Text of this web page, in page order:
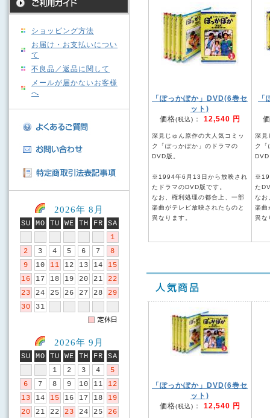
ショッピング方法
お届け・お支払いについ
て
不良品／返品に関して
メールが届かないお客様
へ
2026年 8月
SU MO TU WE TH FR
SA
1
2
3 4 5 6 7
8
9
10 11 12 13 14
15
16
17 18 19 20 21
22
23
24 25 26 27 28
29
30
31
2026年 9月
SU MO TU WE TH FR
SA
1
2 3 4
5
6
7 8 9 10 11
12
13
14 15 16 17 18
19
20
21 22 23 24 25
26
「ぽっかぽか」DVD(6巻セ
ット)
価格(税込) ： 12,540 円
深見じゅん原作の大人気コミッ
ク「ぽっかぽか」のドラマの
DVD版。
※1994年6月13日から放映され
たドラマのDVD版です。
なお、権利処理の都合上、一部
楽曲がテレビ放映されたものと
異なります。
深見
ク「
た
なお
楽曲
異な
「ぽっかぽか」DVD(6巻セ
ット)
価格(税込) ： 12,540 円